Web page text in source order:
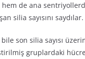
hem de ana
silia sayısını saydılar.
son silia sayısı
gruplardaki